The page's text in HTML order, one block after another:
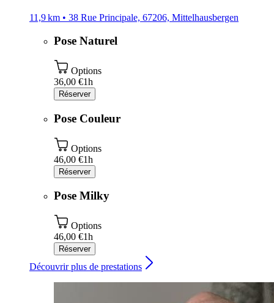
11,9 km • 38 Rue Principale, 67206, Mittelhausbergen
Pose Naturel
Options
36,00 €1h
Réserver
Pose Couleur
Options
46,00 €1h
Réserver
Pose Milky
Options
46,00 €1h
Réserver
Découvrir plus de prestations